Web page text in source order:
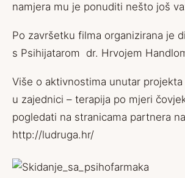
namjera mu je ponuditi nešto još
Po završetku filma organizirana je
s Psihijatarom dr. Hrvojem
Više o aktivnostima unutar projekta
u zajednici – terapija po mjeri
pogledati na stranicama partnera
http://ludruga.hr/